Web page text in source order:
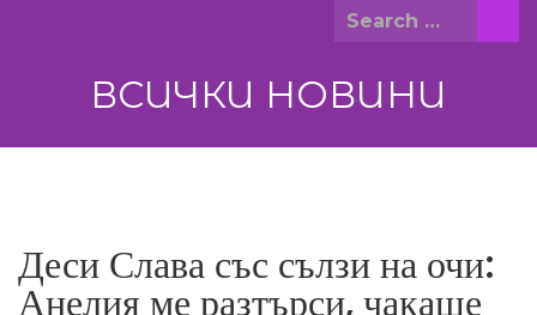
Search
ВСИЧКИ НОВИНИ
Деси Слава със сълзи на очи:
Анелия ме разтърси, чакаше